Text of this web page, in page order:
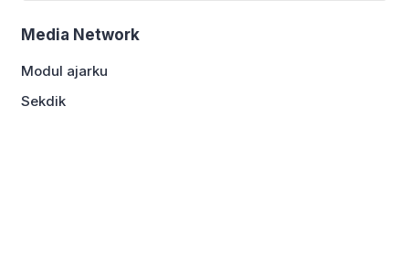
Media Network
Modul ajarku
Sekdik